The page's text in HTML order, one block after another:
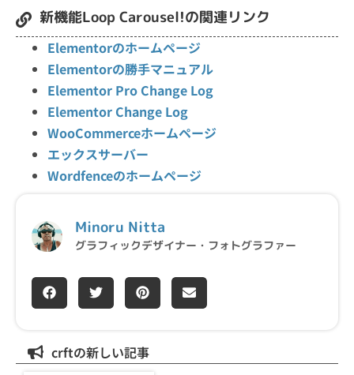
新機能Loop Carousel!の関連リンク
Elementorのホームページ
Elementorの勝手マニュアル
Elementor Pro Change Log
Elementor Change Log
WooCommerceホームページ
エックスサーバー
Wordfenceのホームページ
Minoru Nitta
グラフィックデザイナー・フォトグラファー
crftの新しい記事